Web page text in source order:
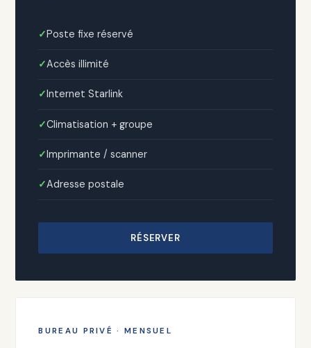
Poste fixe réservé
Accès illimité
Internet Starlink
Climatisation + groupe
Imprimante / scanner
Adresse postale
RÉSERVER
BUREAU PRIVÉ · MENSUEL